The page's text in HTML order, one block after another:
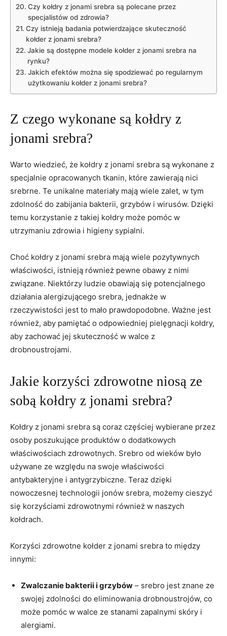
Czy kołdry z jonami srebra są polecane przez
specjalistów od zdrowia?
Czy istnieją badania potwierdzające skuteczność
kołder z jonami srebra?
Jakie są dostępne modele kołder ​z jonami srebra na
rynku?
Jakich efektów⁣ można ​się spodziewać po regularnym
użytkowaniu kołder z jonami srebra?
Z‍ czego wykonane są kołdry z
jonami‌ srebra?
Warto⁣ wiedzieć, ⁣że kołdry z jonami ‍srebra są wykonane z
⁣specjalnie opracowanych‍ tkanin, które zawierają nici
srebrne. Te unikalne materiały mają wiele zalet, w tym
zdolność do zabijania ⁣bakterii, grzybów i wirusów. Dzięki
temu⁢ korzystanie z takiej kołdry‍ może​ pomóc w
utrzymaniu zdrowia ⁢i higieny sypialni.
Choć kołdry z jonami‌ srebra mają wiele ‍pozytywnych
właściwości, istnieją‍ również pewne obawy z nimi
związane. Niektórzy ludzie ⁢obawiają się potencjalnego
działania alergizującego ‌srebra, jednakże w‌
rzeczywistości ⁣jest to mało prawdopodobne. Ważne jest
również, aby pamiętać o odpowiedniej pielęgnacji kołdry,
aby zachować⁢ jej skuteczność w walce z
drobnoustrojami.
Jakie korzyści ‍zdrowotne⁣ niosą ze
sobą kołdry z jonami srebra?
Kołdry z jonami srebra są coraz częściej ⁤wybierane⁤ przez
osoby poszukujące produktów o dodatkowych
właściwościach ⁣zdrowotnych.⁣ Srebro​ od wieków ‍było
używane ze względu na swoje właściwości
antybakteryjne i antygrzybiczne. Teraz dzięki ​
nowoczesnej technologii jonów srebra, możemy⁣ cieszyć
się korzyściami zdrowotnymi również‌ w naszych
kołdrach.
Korzyści zdrowotne kołder z jonami srebra to ‍między
innymi:
Zwalczanie⁢ bakterii i grzybów – srebro jest⁣ znane ze
swojej ​zdolności ‍do eliminowania‍ drobnoustrojów, co
‌może pomóc w walce ze stanami zapalnymi skóry i
alergiami.